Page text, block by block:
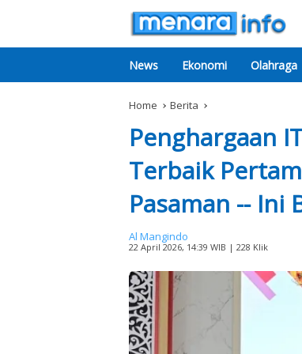
News Ekonomi Olahraga
Home Berita
Penghargaan
Terbaik
Pasaman -- Ini
Al Mangindo
22 April 2026, 14:39 WIB | 228 Klik